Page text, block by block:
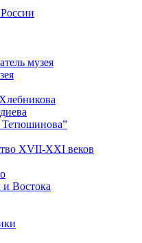
музея
XVII-XXI веков
и Востока